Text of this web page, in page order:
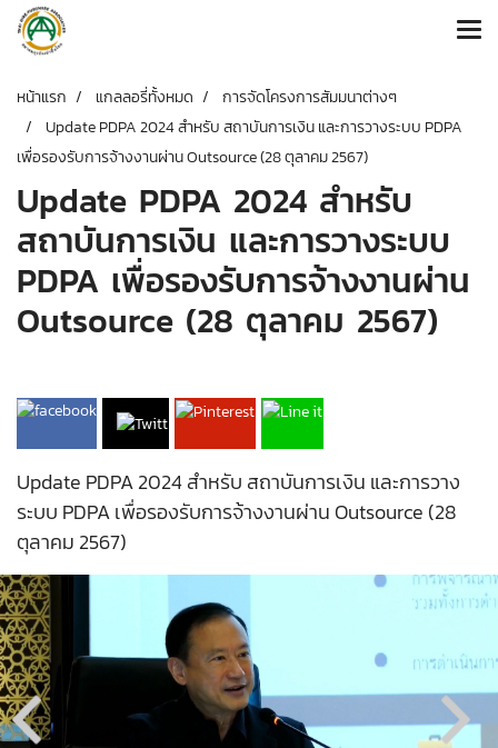
หน้าแรก แกลลอรี่ทั้งหมด
การจัดโครงการสัมมนาต่างๆ
Update PDPA 2024 สำหรับ สถาบันการเงิน และการวางระบบ PDPA
เพื่อรองรับการจ้างงานผ่าน Outsource (28 ตุลาคม 2567)
Update PDPA 2024 สำหรับ
สถาบันการเงิน และการวางระบบ
PDPA เพื่อรองรับการจ้างงานผ่าน
Outsource (28 ตุลาคม 2567)
Update PDPA 2024 สำหรับ สถาบันการเงิน และการวาง
ระบบ PDPA เพื่อรองรับการจ้างงานผ่าน Outsource (28
ตุลาคม 2567)